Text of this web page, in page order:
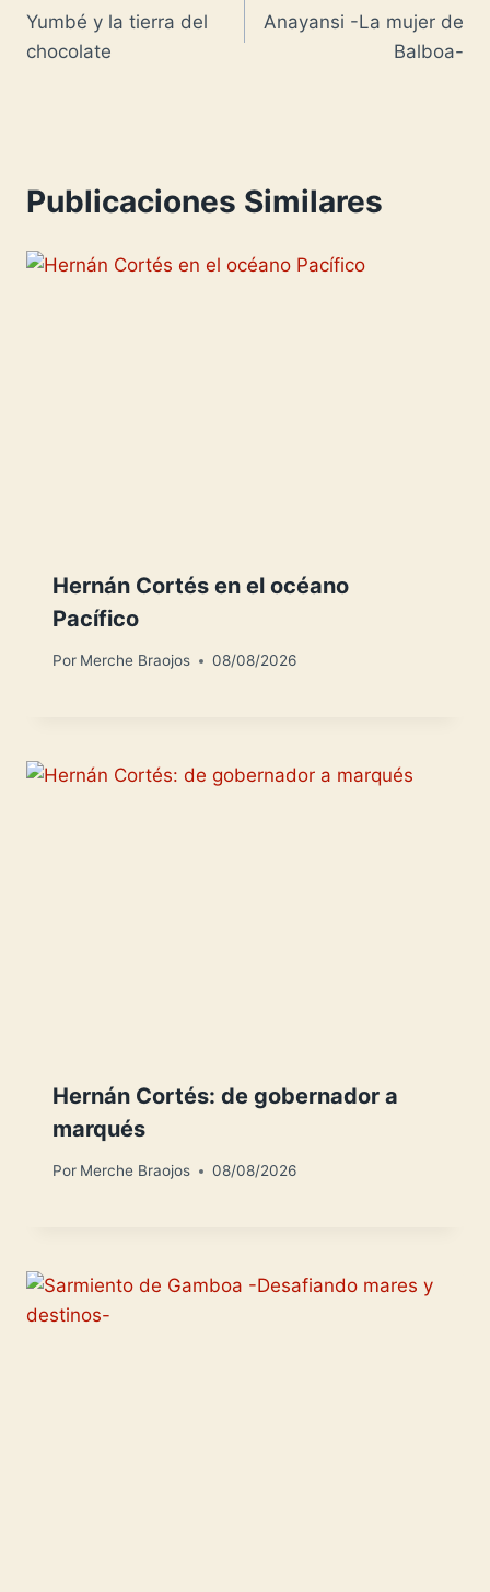
s
t
p
p
n
W
L
i
s
ly
L
m
p
i
r
de
Yumbé y la tierra del
chocolate
Anayansi -La mujer de
Balboa-
Publicaciones Similares
Hernán Cortés en el océano
Pacífico
Por Merche Braojos 08/08/2026
Hernán Cortés: de gobernador a
marqués
Por Merche Braojos 08/08/2026